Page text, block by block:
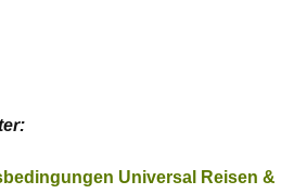
Universal Reisen &